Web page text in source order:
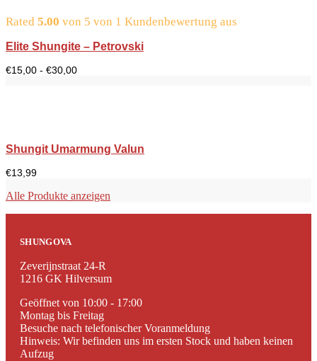
Rated 5.00 von 5 von 1 Kundenbewertung aus
Elite Shungite – Petrovski
€15,00 - €30,00Preisspanne:
Shungit Umarmung Valun
€13,99
Alle Produkte anzeigen
SHUNGOVA
Zeverijnstraat 24-R
1216 GK Hilversum
Geöffnet von 10:00 - 17:00
Montag bis Freitag
Besuche nach telefonischer Voranmeldung
Hinweis: Wir befinden uns im ersten Stock und haben keinen
Aufzug